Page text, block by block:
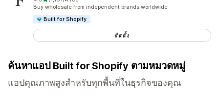
ทั้งหมด 1161 รีวิว
Buy wholesale from independent brands worldwide
Built for Shopify
ติดตั้ง
ค้นหาแอป Built for Shopify ตามหมวดหมู่
แอปคุณภาพสูงสำหรับทุกพื้นที่ในธุรกิจของคุณ